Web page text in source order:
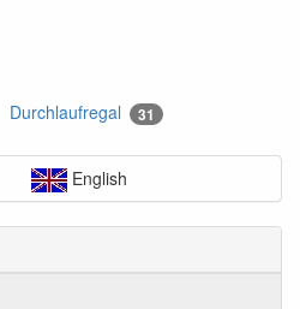
English
Durchlaufregal 31